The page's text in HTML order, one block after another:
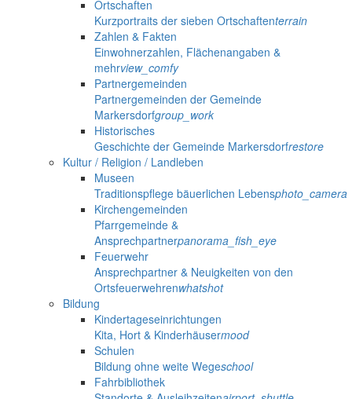
Ortschaften
Kurzportraits der sieben Ortschaftenterrain
Zahlen & Fakten
Einwohnerzahlen, Flächenangaben &
mehrview_comfy
Partnergemeinden
Partnergemeinden der Gemeinde
Markersdorfgroup_work
Historisches
Geschichte der Gemeinde Markersdorfrestore
Kultur / Religion / Landleben
Museen
Traditionspflege bäuerlichen Lebensphoto_camera
Kirchengemeinden
Pfarrgemeinde &
Ansprechpartnerpanorama_fish_eye
Feuerwehr
Ansprechpartner & Neuigkeiten von den
Ortsfeuerwehrenwhatshot
Bildung
Kindertageseinrichtungen
Kita, Hort & Kinderhäusermood
Schulen
Bildung ohne weite Wegeschool
Fahrbibliothek